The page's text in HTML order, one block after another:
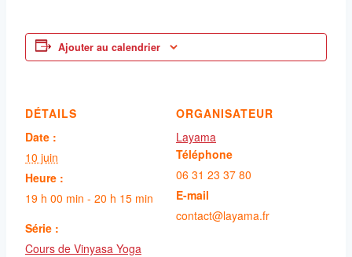
Ajouter au calendrier
DÉTAILS
Date :
10 juin
Heure :
19 h 00 min - 20 h 15 min
Série :
Cours de Vinyasa Yoga
ORGANISATEUR
Layama
Téléphone
06 31 23 37 80
E-mail
contact@layama.fr